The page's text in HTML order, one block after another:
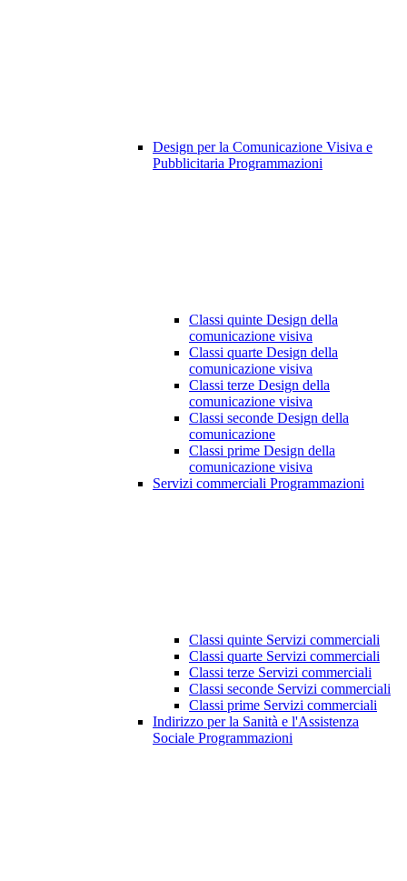
Design per la Comunicazione Visiva e
Pubblicitaria Programmazioni
Classi quinte Design della
comunicazione visiva
Classi quarte Design della
comunicazione visiva
Classi terze Design della
comunicazione visiva
Classi seconde Design della
comunicazione
Classi prime Design della
comunicazione visiva
Servizi commerciali Programmazioni
Classi quinte Servizi commerciali
Classi quarte Servizi commerciali
Classi terze Servizi commerciali
Classi seconde Servizi commerciali
Classi prime Servizi commerciali
Indirizzo per la Sanità e l'Assistenza
Sociale Programmazioni